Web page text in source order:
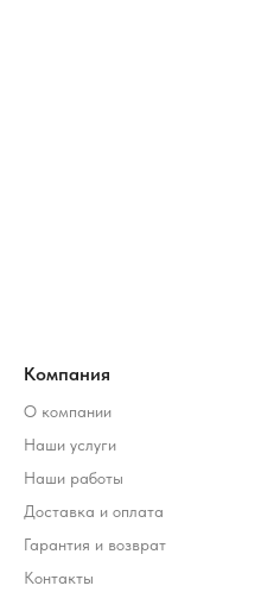
Компания
О компании
Наши услуги
Наши работы
Доставка и оплата
Гарантия и возврат
Контакты